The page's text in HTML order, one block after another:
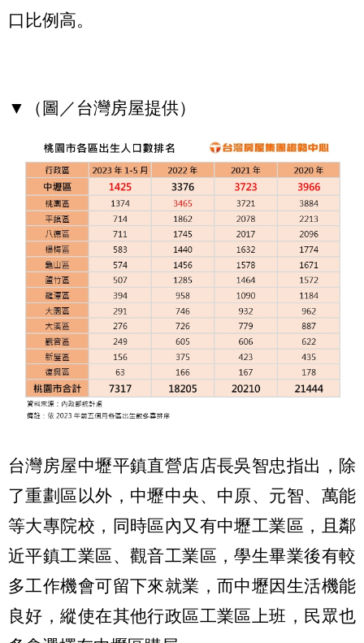
口比例高。
▼（圖／台灣房屋提供）
台灣房屋中壢平鎮直營店店長吳智忠指出，除
了重劃區以外，中壢中央、中原、元智、萬能
等大專院校，同時區內又有中壢工業區，且鄰
近平鎮工業區、觀音工業區，學生畢業後有較
多工作機會可留下來就業，而中壢因生活機能
良好，縱使在其他行政區工業區上班，民眾也